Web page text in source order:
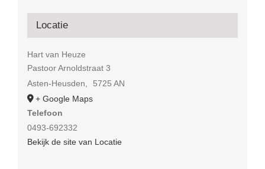
Locatie
Hart van Heuze
Pastoor Arnoldstraat 3
Asten-Heusden,
5725 AN
+ Google Maps
Telefoon
0493-692332
Bekijk de site van Locatie